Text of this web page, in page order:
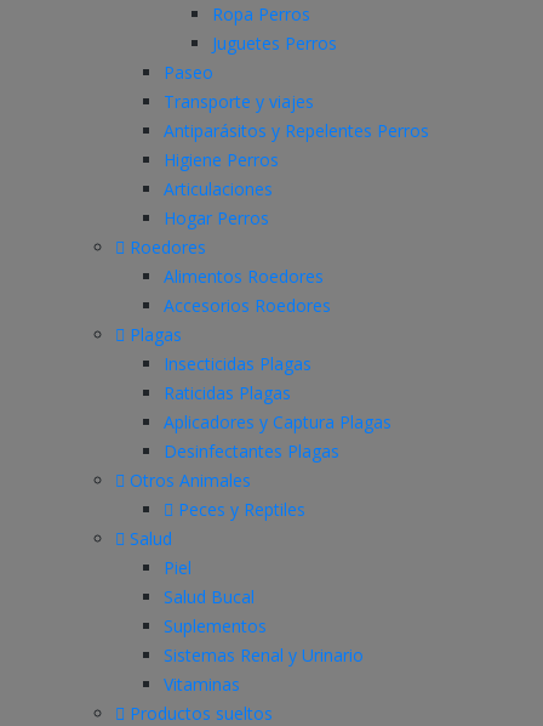
Ropa Perros
Juguetes Perros
Paseo
Transporte y viajes
Antiparásitos y Repelentes Perros
Higiene Perros
Articulaciones
Hogar Perros
Roedores
Alimentos Roedores
Accesorios Roedores
Plagas
Insecticidas Plagas
Raticidas Plagas
Aplicadores y Captura Plagas
Desinfectantes Plagas
Otros Animales
Peces y Reptiles
Salud
Piel
Salud Bucal
Suplementos
Sistemas Renal y Urinario
Vitaminas
Productos sueltos